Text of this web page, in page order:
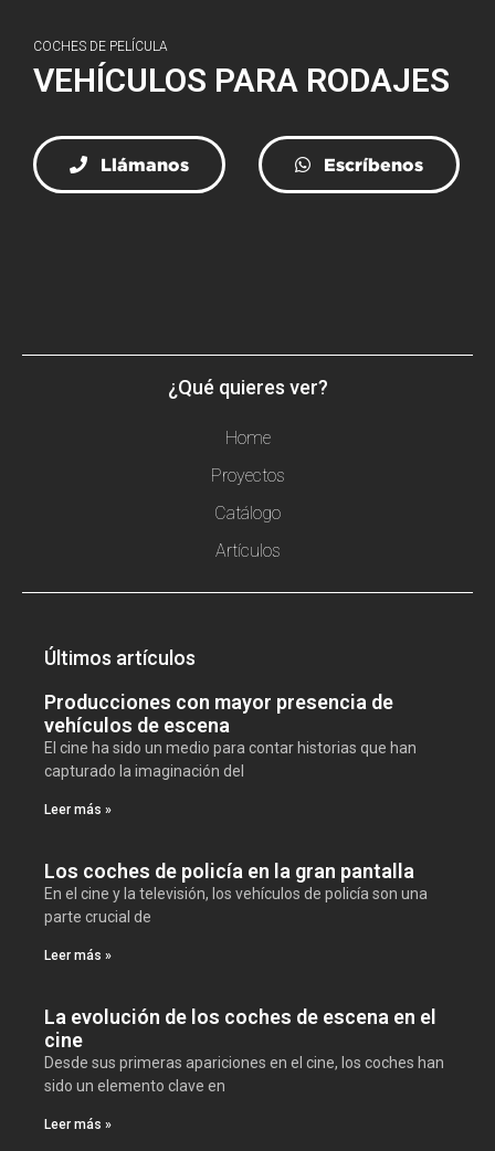
COCHES DE PELÍCULA
VEHÍCULOS PARA RODAJES
Llámanos Escríbenos
¿Qué quieres ver?
Home
Proyectos
Catálogo
Artículos
Últimos artículos
Producciones con mayor presencia de
vehículos de escena
El cine ha sido un medio para contar historias que han
capturado la imaginación del
Leer más »
Los coches de policía en la gran pantalla
En el cine y la televisión, los vehículos de policía son una
parte crucial de
Leer más »
La evolución de los coches de escena en el
cine
Desde sus primeras apariciones en el cine, los coches han
sido un elemento clave en
Leer más »